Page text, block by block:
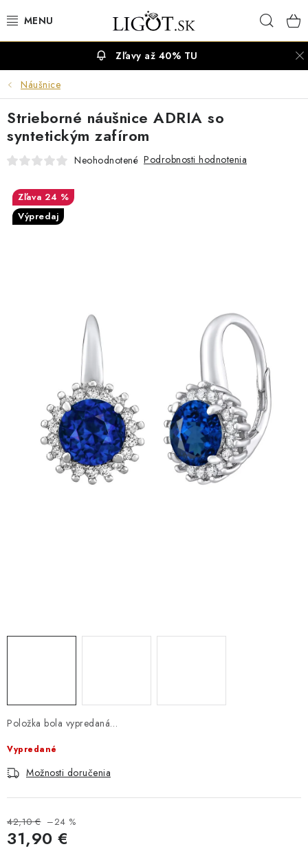
na
NÁHRDELNÍKY
NÁRAMKY
PRSTENE
SETY ŠPERKOV
Doprava a platba Vrátenie, výmena, reklamácia
Kontakt
Obchodné podmienky
Ochrana súkromia
Zľavy až 40% TU
Náušnice
Položka bola vypredaná…
Vypredané
Možnosti doručenia
42,10 € –24 %
31,90 €
Strieborné náušnice ADRIA so
syntetickým zafírom
Neohodnotené Podrobnosti hodnotenia
24 %
Výpredaj